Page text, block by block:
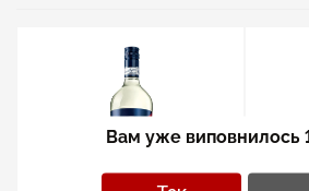
Вам уже виповнилось